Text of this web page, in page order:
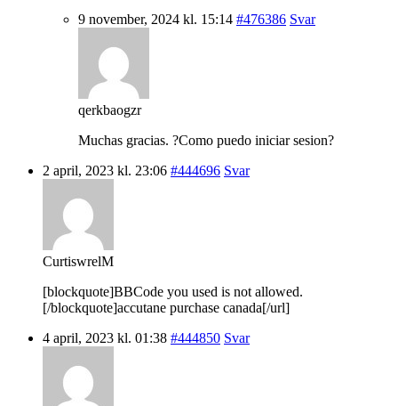
9 november, 2024 kl. 15:14 #476386 Svar
qerkbaogzr
Muchas gracias. ?Como puedo iniciar sesion?
2 april, 2023 kl. 23:06 #444696 Svar
CurtiswrelM
[blockquote]BBCode you used is not allowed.
[/blockquote]accutane purchase canada[/url]
4 april, 2023 kl. 01:38 #444850 Svar